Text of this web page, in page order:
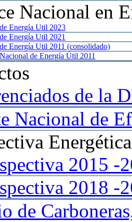
Nacional en
de Energía Util 2023
de Energía Util 2021
de Energía Util 2011 (consolidado)
Nacional de Energía Útil 2011
de la
Nacional de
2015 -
2018 -
de